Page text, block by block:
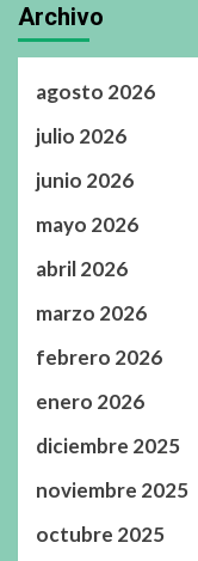
Archivo
agosto 2026
julio 2026
junio 2026
mayo 2026
abril 2026
marzo 2026
febrero 2026
enero 2026
diciembre 2025
noviembre 2025
octubre 2025